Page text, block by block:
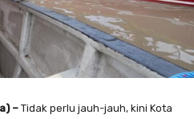
– Tidak perlu jauh-jauh, kini Kota